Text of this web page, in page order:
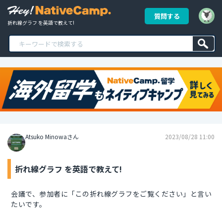
折れ線グラフ を英語で教えて!
質問する
Atsuko Minowaさん 2023/08/28 11:00
折れ線グラフ を英語で教えて!
会議で、参加者に「この折れ線グラフをご覧ください」と言い
たいです。